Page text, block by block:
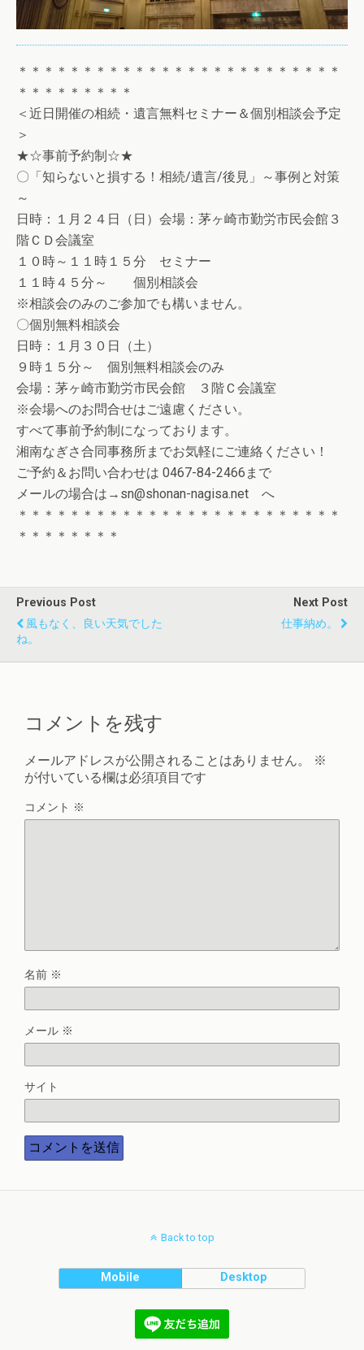
＊＊＊＊＊＊＊＊＊＊＊＊＊＊＊＊＊＊＊＊＊＊＊＊＊
＊＊＊＊＊＊＊＊＊
＜近日開催の相続・遺言無料セミナー＆個別相談会予定
＞
★☆事前予約制☆★
〇「知らないと損する！相続/遺言/後見」～事例と対策
～
日時：１月２４日（日）会場：茅ヶ崎市勤労市民会館３
階ＣＤ会議室
１０時～１１時１５分 セミナー
１１時４５分～ 個別相談会
※相談会のみのご参加でも構いません。
〇個別無料相談会
日時：１月３０日（土）
９時１５分～ 個別無料相談会のみ
会場：茅ヶ崎市勤労市民会館 ３階Ｃ会議室
※会場へのお問合せはご遠慮ください。
すべて事前予約制になっております。
湘南なぎさ合同事務所までお気軽にご連絡ください！
ご予約＆お問い合わせは 0467-84-2466まで
メールの場合は→sn@shonan-nagisa.net へ
＊＊＊＊＊＊＊＊＊＊＊＊＊＊＊＊＊＊＊＊＊＊＊＊＊
＊＊＊＊＊＊＊＊
Previous Post
風もなく、良い天気でした
ね。
Next Post
仕事納め。
コメントを残す
メールアドレスが公開されることはありません。
※
が付いている欄は必須項目です
コメント ※
名前 ※
メール ※
サイト
Back to top
Mobile Desktop